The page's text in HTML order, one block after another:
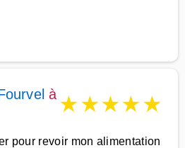
à ★★★★★
pour revoir mon alimentation